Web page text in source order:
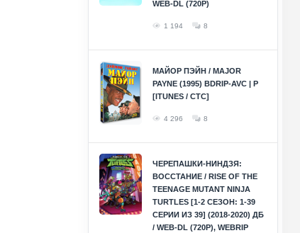
WEB-DL (720P)
1 194 8
МАЙОР ПЭЙН / MAJOR
PAYNE (1995) BDRIP-AVC | P
[ITUNES / СТС]
4 296 8
ЧЕРЕПАШКИ-НИНДЗЯ:
ВОССТАНИЕ / RISE OF THE
TEENAGE MUTANT NINJA
TURTLES [1-2 СЕЗОН: 1-39
СЕРИИ ИЗ 39] (2018-2020) ДБ
/ WEB-DL (720P), WEBRIP